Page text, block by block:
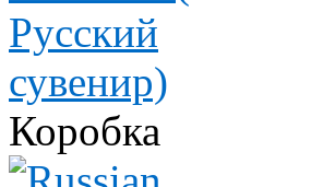
Коробка